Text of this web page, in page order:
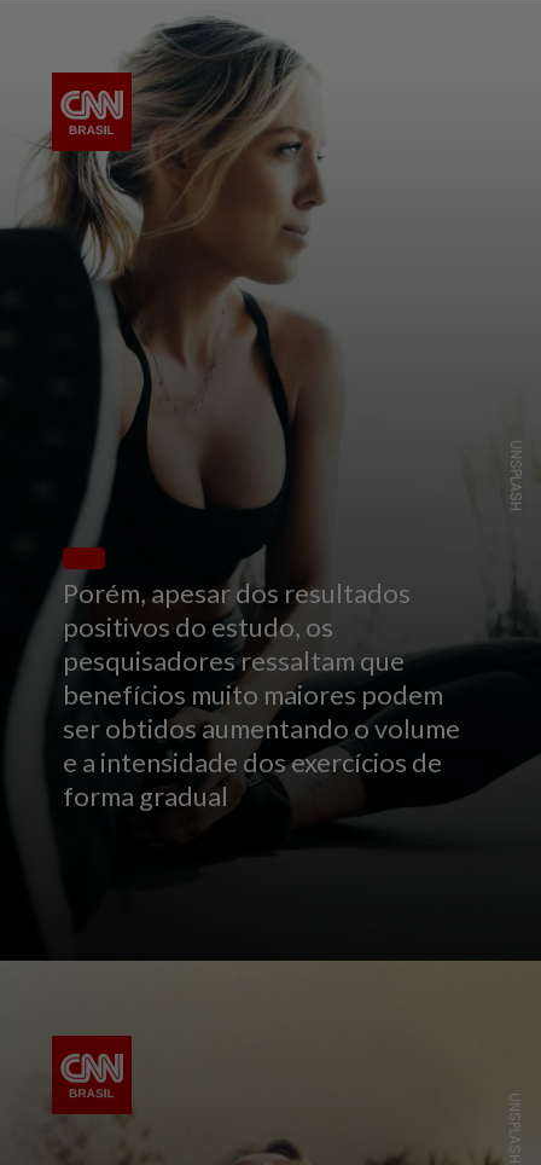
Porém, apesar dos resultados
positivos do estudo, os
pesquisadores ressaltam que
benefícios muito maiores podem
ser obtidos aumentando o volume
e a intensidade dos exercícios de
forma gradual
UNSPLASH
UNSPLASH